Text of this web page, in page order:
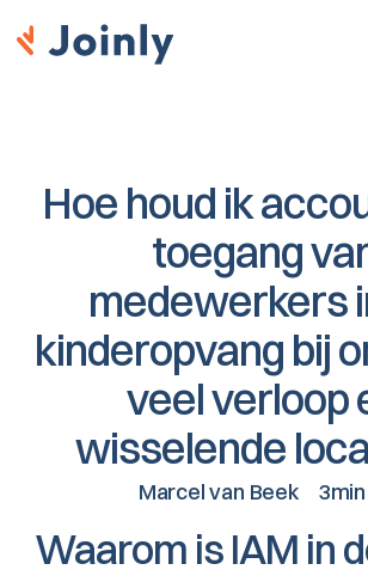
Hoe houd ik
toegang
medewerkers
kinderopvang bij
veel verloop
wisselende
Marcel van Beek
Waarom is IAM in